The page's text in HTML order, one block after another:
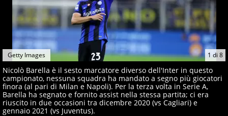
1 di 8
Getty Images
Nicolò Barella è il sesto marcatore diverso dell'Inter in questo
campionato, nessuna squadra ha mandato a segno più giocatori
finora (al pari di Milan e Napoli). Per la terza volta in Serie A,
Barella ha segnato e fornito assist nella stessa partita; ci era
riuscito in due occasioni tra dicembre 2020 (vs Cagliari) e
gennaio 2021 (vs Juventus).